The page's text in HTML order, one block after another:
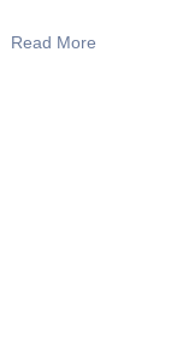
Read More